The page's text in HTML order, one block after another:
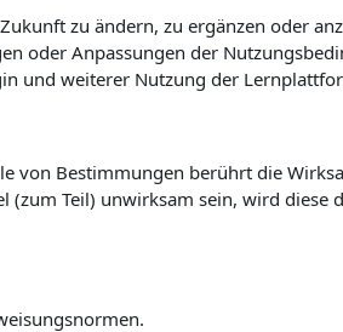
zu ändern, zu ergänzen oder
oder Anpassungen der
und weiterer Nutzung der
von Bestimmungen berührt die
Teil) unwirksam sein, wird diese